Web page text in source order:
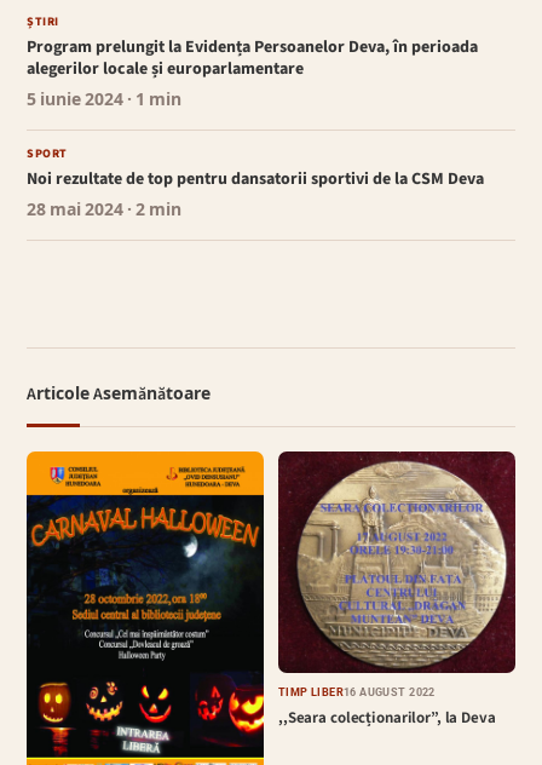
ȘTIRI
Program prelungit la Evidența Persoanelor Deva, în perioada
alegerilor locale și europarlamentare
5 iunie 2024 · 1 min
SPORT
Noi rezultate de top pentru dansatorii sportivi de la CSM Deva
28 mai 2024 · 2 min
Articole Asemănătoare
TIMP LIBER16 AUGUST 2022
,,Seara colecționarilor”, la Deva